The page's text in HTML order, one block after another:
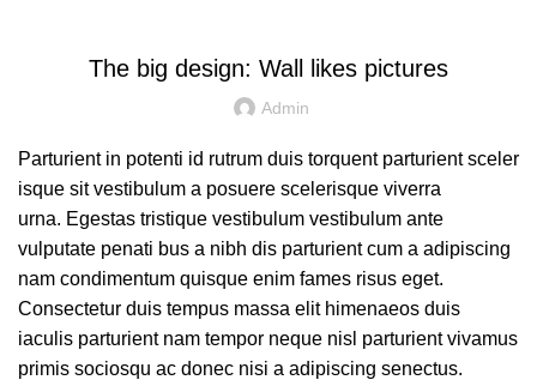
The big design: Wall likes pictures
Admin
Parturient in potenti id rutrum duis torquent parturient sceler
isque sit vestibulum a posuere scelerisque viverra
urna. Egestas tristique vestibulum vestibulum ante
vulputate penati bus a nibh dis parturient cum a adipiscing
nam condimentum quisque enim fames risus eget.
Consectetur duis tempus massa elit himenaeos duis
iaculis parturient nam tempor neque nisl parturient vivamus
primis sociosqu ac donec nisi a adipiscing senectus.